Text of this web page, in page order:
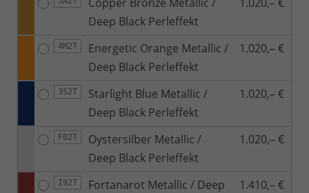
Deep Black Perleffekt
4M2T
Energetic Orange Metallic /
Deep Black Perleffekt
1.020,– €
3S2T
Starlight Blue Metallic /
Deep Black Perleffekt
1.020,– €
F02T
Oystersilber Metallic /
Deep Black Perleffekt
1.020,– €
I92T
Fortanarot Metallic / Deep
1.410,– €